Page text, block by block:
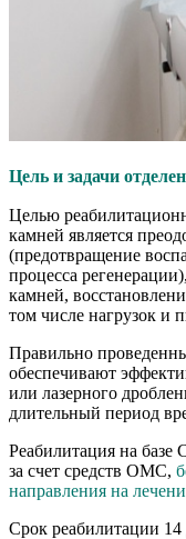
Цель и задачи
Целью
камней является
(предотвращение
процесса
камней,
том числе нагрузок и
Правильно
обеспечивают
или лазерного
длительный период
Реабилитация на базе
за счет средств ОМС,
направления на
Срок реабилитации 14